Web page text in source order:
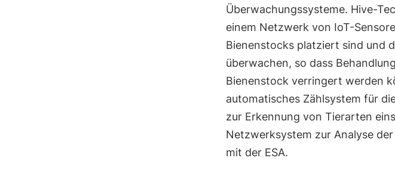
Überwachungssysteme. Hive-
einem Netzwerk von IoT-
Bienenstocks platziert sind und
überwachen, so dass
Bienenstock verringert werden
automatisches Zählsystem für
zur Erkennung von Tierarten
Netzwerksystem zur Analyse
mit der ESA.